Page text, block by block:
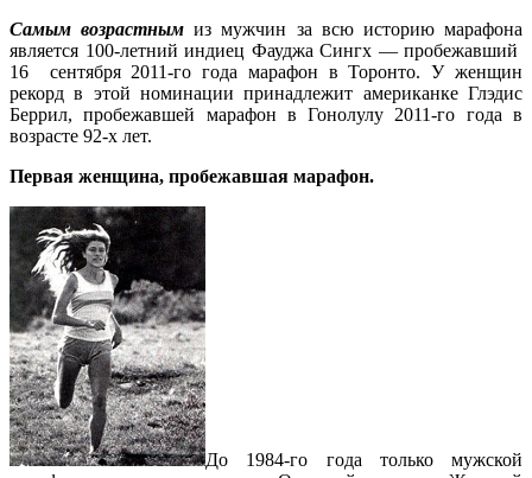
Самым возрастным из мужчин за всю историю марафона
является 100-летний индиец Фауджа Сингх — пробежавший
16 сентября 2011-го года марафон в Торонто. У женщин
рекорд в этой номинации принадлежит американке Глэдис
Беррил, пробежавшей марафон в Гонолулу 2011-го года в
возрасте 92-х лет.
Первая женщина, пробежавшая марафон.
До 1984-го года только мужской